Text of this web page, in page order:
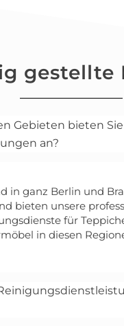
gestellte
Gebieten bieten
an?
in ganz Berlin und
bieten unsere
für
in diesen